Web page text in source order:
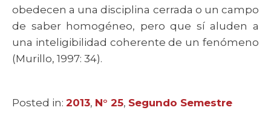
obedecen a una disciplina cerrada o un campo
de saber homogéneo, pero que sí aluden a
una inteligibilidad coherente de un fenómeno
(Murillo, 1997: 34).
Posted in: Categories
2013, N° 25, Segundo Semestre